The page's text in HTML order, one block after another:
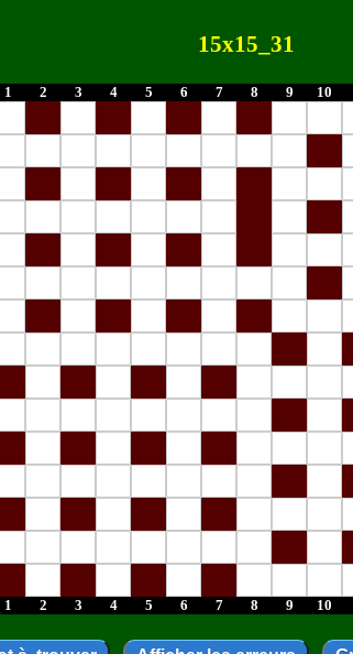
15x15_31
1 2 3 4 5 6 7 8 9 10
1
2 3 4 5 6 7 8 9 10